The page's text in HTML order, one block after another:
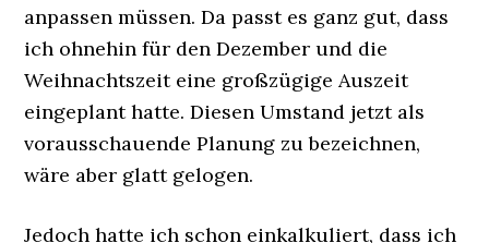
anpassen müssen. Da passt es ganz gut, dass
ich ohnehin für den Dezember und die
Weihnachtszeit eine großzügige Auszeit
eingeplant hatte. Diesen Umstand jetzt als
vorausschauende Planung zu bezeichnen,
wäre aber glatt gelogen.
Jedoch hatte ich schon einkalkuliert, dass ich